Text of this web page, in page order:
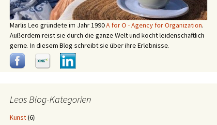
Marlis Leo gründete im Jahr 1990A for O - Agency for Organization.
Außerdem reist sie durch die ganze Welt und kocht leidenschaftlich
gerne. In diesem Blog schreibt sie über ihre Erlebnisse.
Leos Blog-Kategorien
Kunst(6)